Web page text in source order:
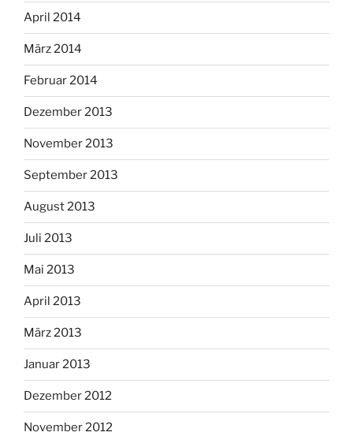
April 2014
März 2014
Februar 2014
Dezember 2013
November 2013
September 2013
August 2013
Juli 2013
Mai 2013
April 2013
März 2013
Januar 2013
Dezember 2012
November 2012